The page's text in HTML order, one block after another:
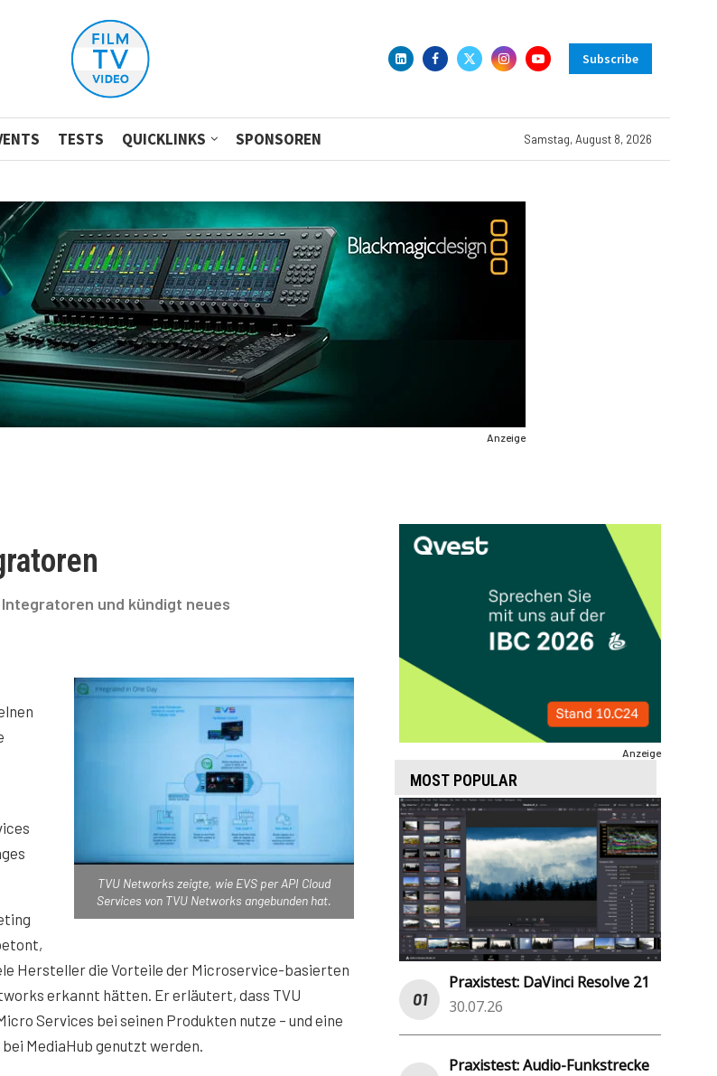
Subscribe
TESTS QUICKLINKS SPONSOREN Samstag, August 8, 2026
Anzeige
und kündigt neues
TVU Networks zeigte, wie EVS per API Cloud
Services von TVU Networks angebunden hat.
Hersteller die Vorteile der Microservice-basierten
erkannt hätten. Er erläutert, dass TVU
Services bei seinen Produkten nutze – und eine
MediaHub genutzt werden.
Anzeige
MOST POPULAR
Praxistest: DaVinci Resolve 21
30.07.26
Praxistest: Audio-Funkstrecke